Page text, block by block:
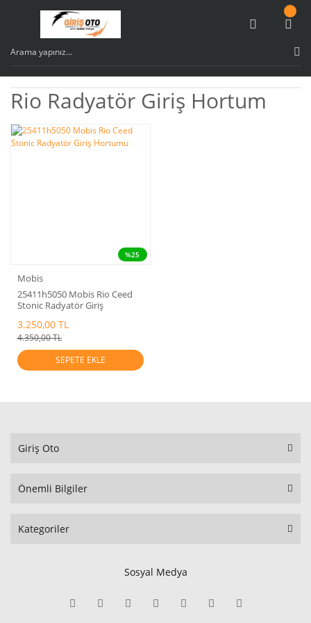
Rio Radyatör Giriş Hortum
%25
Mobis
25411h5050 Mobis Rio Ceed
Stonic Radyatör Giriş
3.250,00 TL
4.350,00 TL
SEPETE EKLE
Giriş Oto
Önemli Bilgiler
Kategoriler
Sosyal Medya